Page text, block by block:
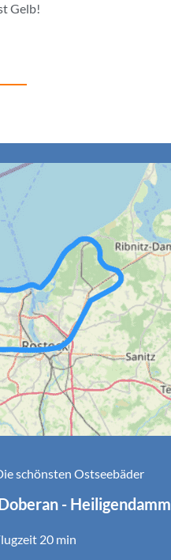
Gelb!
schönsten Ostseebäder
- Heiligendamm
20 min